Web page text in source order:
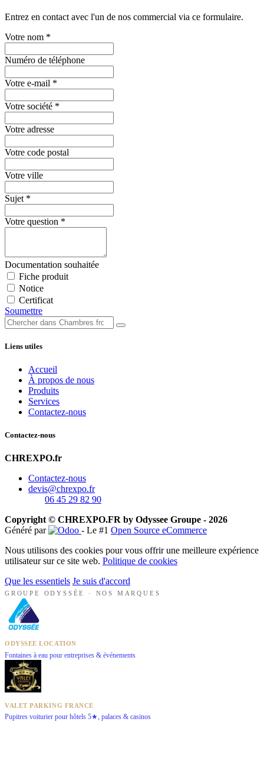
Entrez en contact avec l'un de nos commercial via ce formulaire.
Votre nom *
Numéro de téléphone
Votre e-mail *
Votre société *
Votre adresse
Votre code postal
Votre ville
Sujet *
Votre question *
Documentation souhaitée
Fiche produit
Notice
Certificat
Soumettre
Liens utiles
Accueil
À propos de nous
Produits
Services
Contactez-nous
Contactez-nous
CHREXPO.fr
Contactez-nous
devis@chrexpo.fr
06 45 29 82 90
Copyright © CHREXPO.FR by Odyssee Groupe - 2026
Généré par
- Le #1 Open Source eCommerce
Nous utilisons des cookies pour vous offrir une meilleure expérience
utilisateur sur ce site web. Politique de cookies
Que les essentiels Je suis d'accord
GROUPE ODYSSÉE · NOS MARQUES
ODYSSEE LOCATION
Fontaines à eau pour entreprises & événements
VALET PARKING FRANCE
Pupitres voiturier pour hôtels 5★, palaces & casinos